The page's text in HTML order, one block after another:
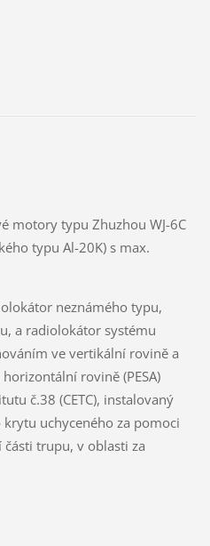
typu Zhuzhou WJ-6C
typu Al-20K) s max.
neznámého typu,
a radiolokátor systému
ve vertikální rovině a
rovině (PESA)
č.38 (CETC), instalovaný
uchyceného za pomoci
trupu, v oblasti za